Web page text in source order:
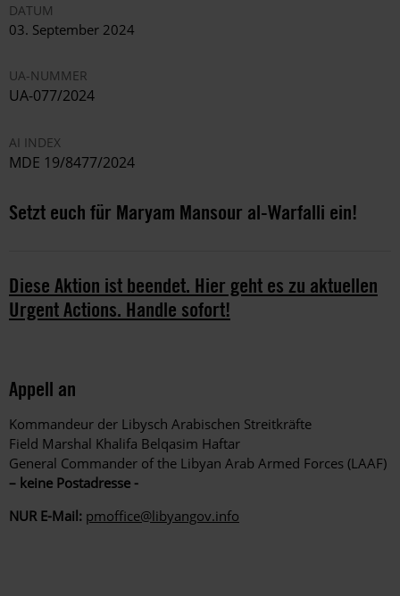
DATUM
03. September 2024
UA-NUMMER
UA-077/2024
AI INDEX
MDE 19/8477/2024
Setzt euch für Maryam Mansour al-Warfalli ein!
Diese Aktion ist beendet. Hier geht es zu aktuellen
Urgent Actions. Handle sofort!
Appell an
Kommandeur der Libysch Arabischen Streitkräfte
Field Marshal Khalifa Belqasim Haftar
General Commander of the Libyan Arab Armed Forces (LAAF)
– keine Postadresse -
NUR E-Mail: pmoffice@libyangov.info